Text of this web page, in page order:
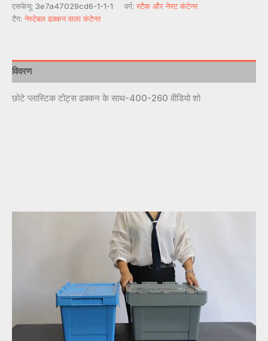
एसकेयू: 3e7a47029cd6-1-1-1 वर्ग: स्टैक और नेस्ट कंटेनर
टैग: नेस्टेबल ढक्कन वाला कंटेनर
विवरण
छोटे प्लास्टिक टोट्स ढक्कन के साथ-400-260 वीडियो शो